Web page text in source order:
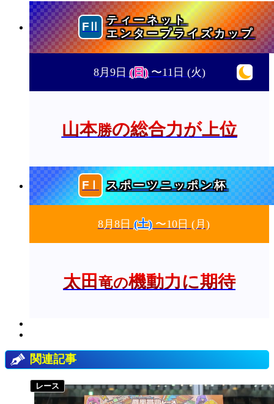
ティーネット
エンタープライズカップ
8月9日(日)〜11日(火)
山本勝の総合力が上位
スポーツニッポン杯
8月8日(土)〜10日 (月)
太田竜の機動力に期待
関連記事